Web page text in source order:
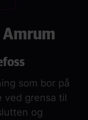
Amrum
som bor på
ved grensa til
og